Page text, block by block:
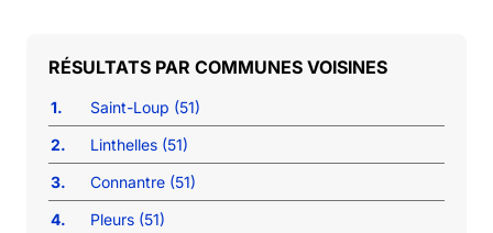
COMMUNES VOISINES
1.
Saint-Loup (51)
2.
Linthelles (51)
3.
Connantre (51)
4.
Pleurs (51)